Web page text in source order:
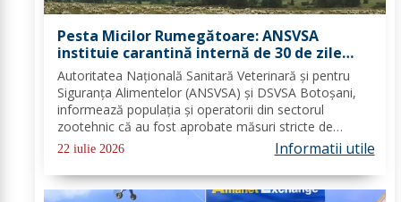
Pesta Micilor Rumegătoare: ANSVSA
instituie carantină internă de 30 de zile
pentru ovine și caprine
Autoritatea Națională Sanitară Veterinară și pentru
Siguranța Alimentelor (ANSVSA) și DSVSA Botoșani,
informează populația și operatorii din sectorul
zootehnic că au fost aprobate măsuri stricte de
urgență pe întreg teritoriul României. Decizia nr. 1,
emisă de Comitetul Național pentru Situații de...
22 iulie 2026 Informatii utile